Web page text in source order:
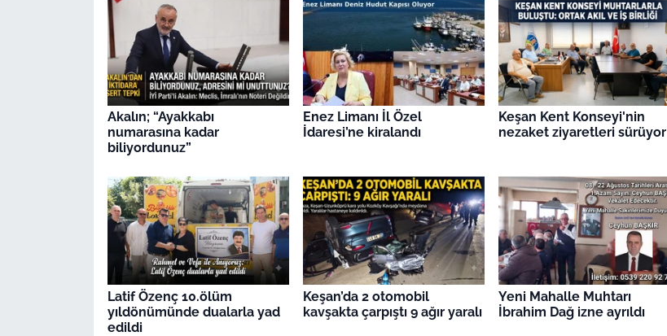
Akalın; “Ayakkabı
numarasına kadar
biliyordunuz”
Enez Limanı İl Özel
İdaresi’ne kiralandı
Keşan Kent Konseyi'nin
nezaket ziyaretleri sürüyor
Latif Özenç 10.ölüm
yıldönümünde dualarla yad
edildi
Keşan’da 2 otomobil
kavşakta çarpıştı 9 ağır yaralı
Yeni Mahalle Muhtarı
İbrahim Dağ izne ayrıldı